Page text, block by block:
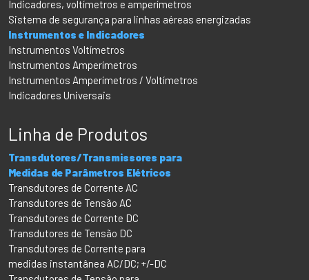
Indicadores, voltímetros e amperímetros
Sistema de segurança para linhas aéreas energizadas
Instrumentos e Indicadores
Instrumentos Voltímetros
Instrumentos Amperímetros
Instrumentos Amperímetros / Voltímetros
Indicadores Universais
Linha de Produtos
Transdutores/Transmissores para
Medidas de Parâmetros Elétricos
Transdutores de Corrente AC
Transdutores de Tensão AC
Transdutores de Corrente DC
Transdutores de Tensão DC
Transdutores de Corrente para
medidas instantânea AC/DC; +/-DC